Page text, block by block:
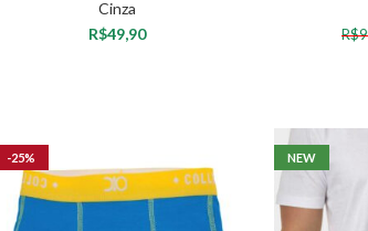
Cinza
R$
R$
-25% NEW